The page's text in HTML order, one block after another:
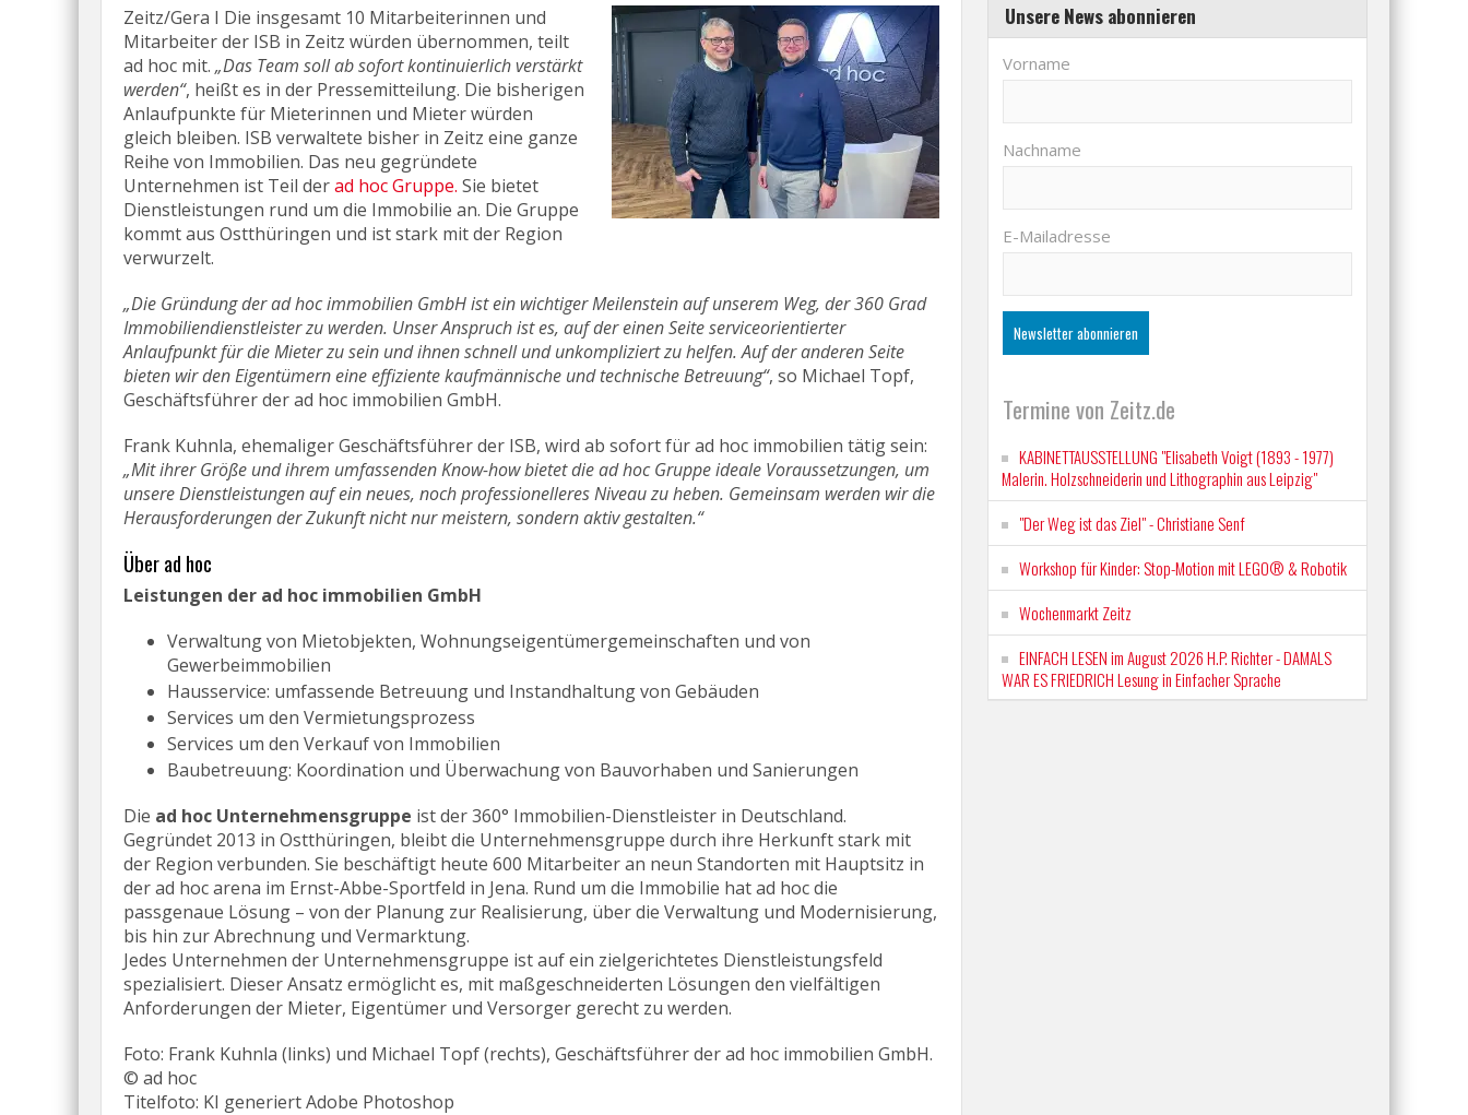
Zeitz/Gera I Die insgesamt 10 Mitarbeiterinnen und
Mitarbeiter der ISB in Zeitz würden übernommen, teilt
ad hoc mit. „Das Team soll ab sofort kontinuierlich verstärkt
werden“, heißt es in der Pressemitteilung. Die bisherigen
Anlaufpunkte für Mieterinnen und Mieter würden
gleich bleiben. ISB verwaltete bisher in Zeitz eine ganze
Reihe von Immobilien. Das neu gegründete
Unternehmen ist Teil derad hoc Gruppe. Sie bietet
Dienstleistungen rund um die Immobilie an. Die Gruppe
kommt aus Ostthüringen und ist stark mit der Region
verwurzelt.
„Die Gründung der ad hoc immobilien GmbH ist ein wichtiger Meilenstein auf unserem Weg, der 360 Grad
Immobiliendienstleister zu werden. Unser Anspruch ist es, auf der einen Seite serviceorientierter
Anlaufpunkt für die Mieter zu sein und ihnen schnell und unkompliziert zu helfen. Auf der anderen Seite
bieten wir den Eigentümern eine effiziente kaufmännische und technische Betreuung“, so Michael Topf,
Geschäftsführer der ad hoc immobilien GmbH.
Frank Kuhnla, ehemaliger Geschäftsführer der ISB, wird ab sofort für ad hoc immobilien tätig sein:
„Mit ihrer Größe und ihrem umfassenden Know-how bietet die ad hoc Gruppe ideale Voraussetzungen, um
unsere Dienstleistungen auf ein neues, noch professionelleres Niveau zu heben. Gemeinsam werden wir die
Herausforderungen der Zukunft nicht nur meistern, sondern aktiv gestalten.“
Über ad hoc
Leistungen der ad hoc immobilien GmbH
Verwaltung von Mietobjekten, Wohnungseigentümergemeinschaften und von
Gewerbeimmobilien
Hausservice: umfassende Betreuung und Instandhaltung von Gebäuden
Services um den Vermietungsprozess
Services um den Verkauf von Immobilien
Baubetreuung: Koordination und Überwachung von Bauvorhaben und Sanierungen
Die ad hoc Unternehmensgruppe ist der 360° Immobilien-Dienstleister in Deutschland.
Gegründet 2013 in Ostthüringen, bleibt die Unternehmensgruppe durch ihre Herkunft stark mit
der Region verbunden. Sie beschäftigt heute 600 Mitarbeiter an neun Standorten mit Hauptsitz in
der ad hoc arena im Ernst-Abbe-Sportfeld in Jena. Rund um die Immobilie hat ad hoc die
passgenaue Lösung – von der Planung zur Realisierung, über die Verwaltung und Modernisierung,
bis hin zur Abrechnung und Vermarktung.
Jedes Unternehmen der Unternehmensgruppe ist auf ein zielgerichtetes Dienstleistungsfeld
spezialisiert. Dieser Ansatz ermöglicht es, mit maßgeschneiderten Lösungen den vielfältigen
Anforderungen der Mieter, Eigentümer und Versorger gerecht zu werden.
Foto: Frank Kuhnla (links) und Michael Topf (rechts), Geschäftsführer der ad hoc immobilien GmbH.
© ad hoc
Titelfoto: KI generiert Adobe Photoshop
Unsere News abonnieren
Vorname
Nachname
E-Mailadresse
Termine von Zeitz.de
KABINETTAUSSTELLUNG "Elisabeth Voigt (1893 - 1977)
Malerin. Holzschneiderin und Lithographin aus Leipzig"
"Der Weg ist das Ziel" - Christiane Senf
Workshop für Kinder: Stop-Motion mit LEGO® & Robotik
Wochenmarkt Zeitz
EINFACH LESEN im August 2026 H.P. Richter - DAMALS
WAR ES FRIEDRICH Lesung in Einfacher Sprache